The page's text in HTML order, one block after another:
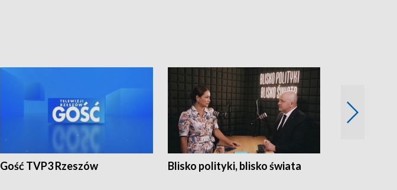
Gość TVP3 Rzeszów Blisko polityki, blisko świata